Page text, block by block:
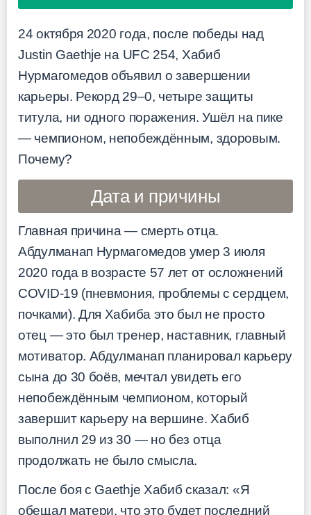
24 октября 2020 года, после победы над
Justin Gaethje на UFC 254, Хабиб
Нурмагомедов объявил о завершении
карьеры. Рекорд 29–0, четыре защиты
титула, ни одного поражения. Ушёл на пике
— чемпионом, непобеждённым, здоровым.
Почему?
Дата и причины
Главная причина — смерть отца.
Абдулманап Нурмагомедов умер 3 июля
2020 года в возрасте 57 лет от осложнений
COVID-19 (пневмония, проблемы с сердцем,
почками). Для Хабиба это был не просто
отец — это был тренер, наставник, главный
мотиватор. Абдулманап планировал карьеру
сына до 30 боёв, мечтал увидеть его
непобеждённым чемпионом, который
завершит карьеру на вершине. Хабиб
выполнил 29 из 30 — но без отца
продолжать не было смысла.
После боя с Gaethje Хабиб сказал: «Я
обещал матери, что это будет последний